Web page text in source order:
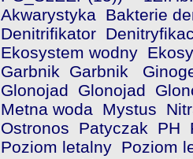
Akwarystyka Bakterie
Denitrifikator
Ekosystem wodny
Garbnik
Garbnik
Glonojad
Glonojad
Metna woda Mystus
Ostronos
Patyczak PH
Poziom letalny Poziom